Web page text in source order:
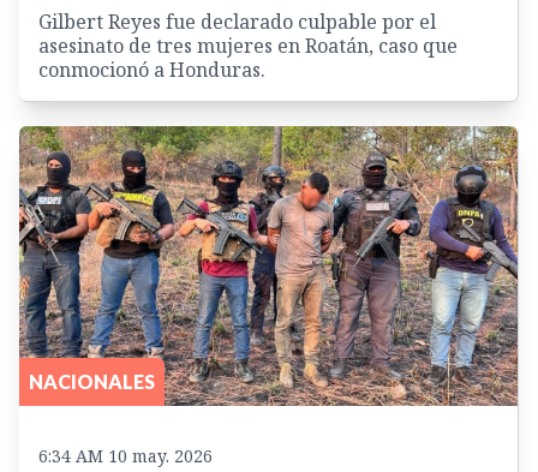
Gilbert Reyes fue declarado culpable por el
asesinato de tres mujeres en Roatán, caso que
conmocionó a Honduras.
NACIONALES
6:34 AM 10 may. 2026